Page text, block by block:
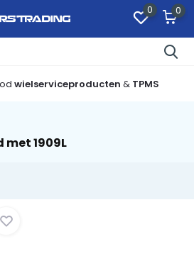
0 0
wielserviceproducten & TPMS
1909L